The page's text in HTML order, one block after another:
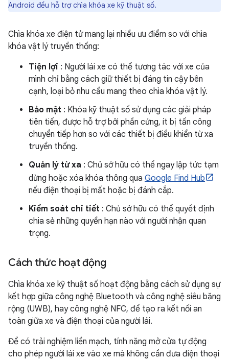
Android đều hỗ trợ chìa khóa xe kỹ thuật số.
Chìa khóa xe điện tử mang lại nhiều ưu điểm so với chìa
khóa vật lý truyền thống:
Tiện lợi : Người lái xe có thể tương tác với xe của
mình chỉ bằng cách giữ thiết bị đáng tin cậy bên
cạnh, loại bỏ nhu cầu mang theo chìa khóa vật lý.
Bảo mật : Khóa kỹ thuật số sử dụng các giải pháp
tiên tiến, được hỗ trợ bởi phần cứng, ít bị tấn công
chuyển tiếp hơn so với các thiết bị điều khiển từ xa
truyền thống.
Quản lý từ xa : Chủ sở hữu có thể ngay lập tức tạm
dừng hoặc xóa khóa thông qua Google Find Hub
nếu điện thoại bị mất hoặc bị đánh cắp.
Kiểm soát chi tiết : Chủ sở hữu có thể quyết định
chia sẻ những quyền hạn nào với người nhận quan
trọng.
Cách thức hoạt động
Chìa khóa xe kỹ thuật số hoạt động bằng cách sử dụng sự
kết hợp giữa công nghệ Bluetooth và công nghệ siêu băng
rộng (UWB), hay công nghệ NFC, để tạo ra kết nối an
toàn giữa xe và điện thoại của người lái.
Để có trải nghiệm liền mạch, tính năng mở cửa tự động
cho phép người lái xe vào xe mà không cần đưa điện thoại